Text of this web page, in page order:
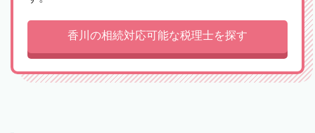
香川の相続対応可能な税理士を探す